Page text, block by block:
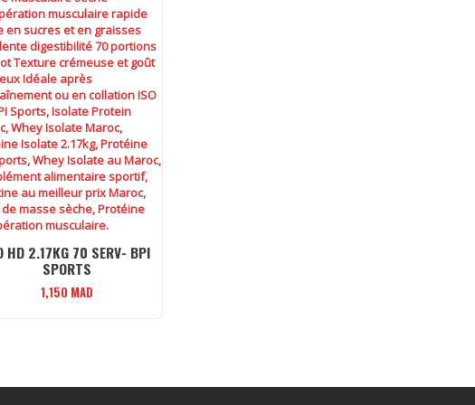
HD 2.17KG 70 SERV- BPI
SPORTS
1,150 MAD